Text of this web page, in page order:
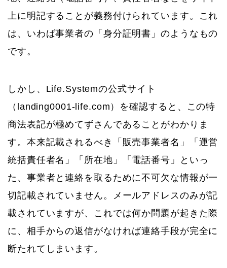
上に明記することが義務付けられています。これ
は、いわば事業者の「身分証明書」のようなもの
です。
しかし、Life.Systemの公式サイト
（landing0001-life.com）を確認すると、この特
商法表記が極めてずさんであることがわかりま
す。本来記載されるべき「販売事業者名」「運営
統括責任者名」「所在地」「電話番号」といっ
た、事業者と連絡を取るために不可欠な情報が一
切記載されていません。メールアドレスのみが記
載されていますが、これでは何か問題が起きた際
に、相手からの返信がなければ連絡手段が完全に
断たれてしまいます。